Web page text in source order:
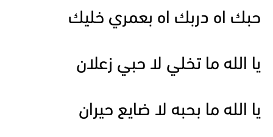
حبك اه دربك اه بعمري خليك
يا الله ما تخلي لا حبي زعلان
يا الله ما بحبه لا ضايع حيران